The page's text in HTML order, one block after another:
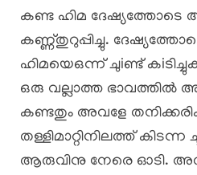
കണ്ട ഹിമ ദേഷ്യത്തോടെ
കണ്ണ്തുറുപ്പിച്ചു.
ഹിമയെഒന്ന് ചുiണ്ട്
ഒരു വല്ലാത്ത ഭാവത്തിൽ
കണ്ടതും അവളേ
തള്ളിമാറ്റിനിലത്ത് കിടന്ന
ആരുവിനു നേരെ ഓടി.